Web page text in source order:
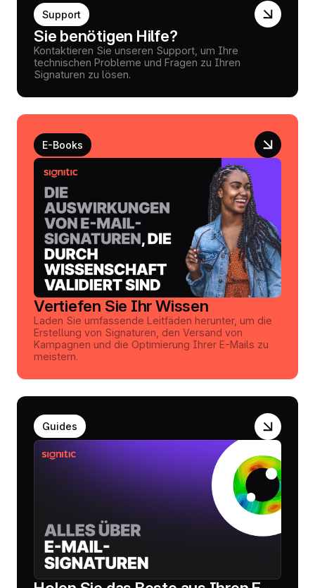
Support
Sie benötigen Hilfe?
Kontaktieren Sie unseren Support, um Ihre
technischen Probleme und Fragen zu Ihren
Signaturen zu lösen.
E-Books
Vertiefen Sie Ihr Wissen
Laden Sie umfassende Leitfäden herunter, um die
Erstellung von Signaturen, den Versand von
Kampagnen und die Optimierung Ihrer E-Mails zu
meistern.
Guides